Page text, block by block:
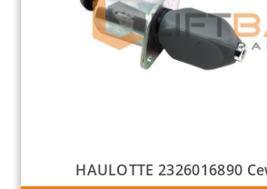
HAULOTTE 2326016890